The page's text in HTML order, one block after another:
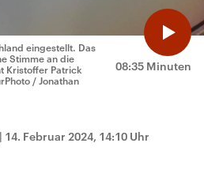
08:35 Minuten
eingestellt. Das
Stimme an die
Kristoffer Patrick
/ Jonathan
| 14. Februar 2024, 14:10 Uhr